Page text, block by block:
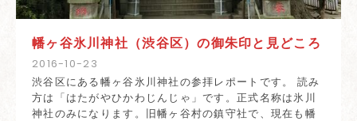
2016-10-23
幡ヶ谷氷川神社（渋谷区）の御朱印と見どころ
渋谷区にある幡ヶ谷氷川神社の参拝レポートです。 読み
方は「はたがやひかわじんじゃ」です。正式名称は氷川
神社のみになります。旧幡ヶ谷村の鎮守社で、現在も幡